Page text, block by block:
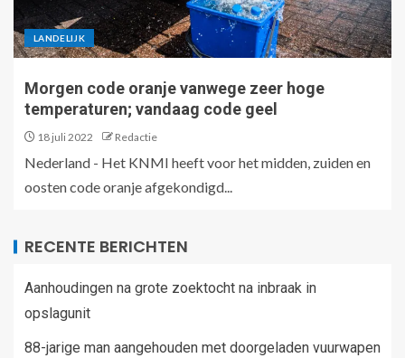
LANDELIJK
Morgen code oranje vanwege zeer hoge
temperaturen; vandaag code geel
18 juli 2022 Redactie
Nederland - Het KNMI heeft voor het midden, zuiden en
oosten code oranje afgekondigd...
RECENTE BERICHTEN
Aanhoudingen na grote zoektocht na inbraak in
opslagunit
88-jarige man aangehouden met doorgeladen vuurwapen